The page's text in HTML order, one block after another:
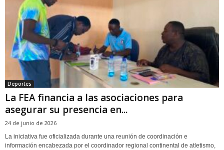
Deportes
La FEA financia a las asociaciones para
asegurar su presencia en...
24 de junio de 2026
La iniciativa fue oficializada durante una reunión de coordinación e
información encabezada por el coordinador regional continental de atletismo,